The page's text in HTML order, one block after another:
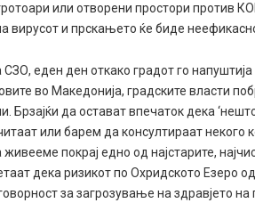
или отворени простори против
вирусот и прскањето ќе биде
еден ден откако градот го напуштија
во Македонија, градските власти
Брзајќи да остават впечаток дека
или барем да консултираат некого
покрај едно од најстарите,
дека ризикот по Охридското Езеро
за загрозување на здравјето на